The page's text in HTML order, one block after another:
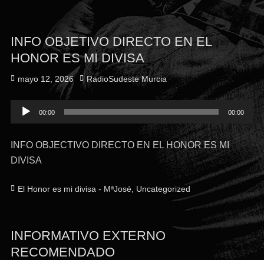
INFO OBJETIVO DIRECTO EN EL
HONOR ES MI DIVISA
Publicado
mayo 12, 2026 Autor
RadioSudeste Murcia
Reproductor
de
00:00 00:00
INFO OBJECTIVO DIRECTO EN EL HONOR ES MI
DIVISA
Categorías
El Honor es mi divisa - MªJosé, Uncategorized
INFORMATIVO EXTERNO
RECOMENDADO